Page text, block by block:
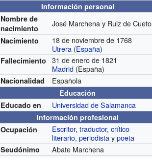
Información personal
Nombre de
nacimiento
José Marchena y Ruiz de Cueto
Nacimiento
18 de noviembre de 1768
Utrera (España)
Fallecimiento
31 de enero de 1821
Madrid (España)
Nacionalidad Española
Educación
Educado en
Universidad de Salamanca
Información profesional
Ocupación
Escritor,traductor,crítico
literario,periodistaypoeta
Seudónimo Abate Marchena